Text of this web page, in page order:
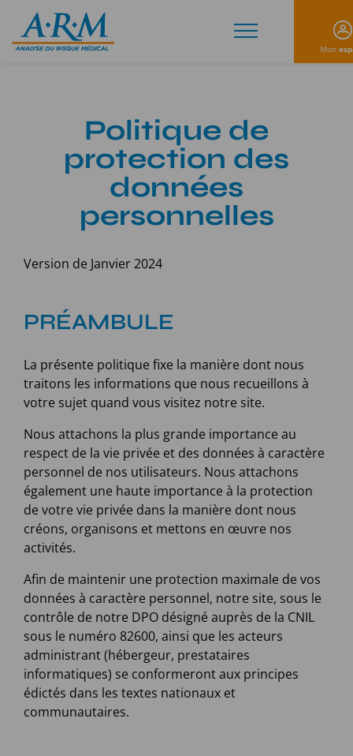
Mon
Politique de
protection des
données
personnelles
Version de Janvier 2024
PRÉAMBULE
La présente politique fixe la manière dont nous
traitons les informations que nous recueillons à
votre sujet quand vous visitez notre site.
Nous attachons la plus grande importance au
respect de la vie privée et des données à caractère
personnel de nos utilisateurs. Nous attachons
également une haute importance à la protection
de votre vie privée dans la manière dont nous
créons, organisons et mettons en œuvre nos
activités.
Afin de maintenir une protection maximale de vos
données à caractère personnel, notre site, sous le
contrôle de notre DPO désigné auprès de la CNIL
sous le numéro 82600, ainsi que les acteurs
administrant (hébergeur, prestataires
informatiques) se conformeront aux principes
édictés dans les textes nationaux et
communautaires.